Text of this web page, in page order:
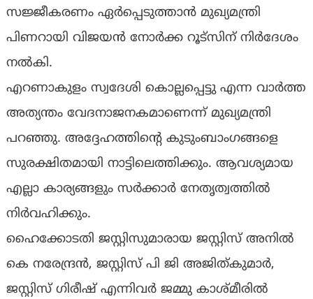
സജ്ജീകരണം ഏർപ്പെടുത്താൻ മുഖ്യമന്ത്രി
പിണറായി വിജയൻ നോർക്ക റൂട്സിന് നിർദേശം
നൽകി.
എറണാകുളം സ്വദേശി കൊല്ലപ്പെട്ടു എന്ന വാർത്ത
അത്യന്തം വേദനാജനകമാണെന്ന് മുഖ്യമന്ത്രി
പറഞ്ഞു. അദ്ദേഹത്തിൻ്റെ കുടുംബാംഗങ്ങളെ
സുരക്ഷിതമായി നാട്ടിലെത്തിക്കും. ആവശ്യമായ
എല്ലാ കാര്യങ്ങളും സർക്കാർ നേതൃത്വത്തിൽ
നിർവഹിക്കും.
ഹൈക്കോടതി ജസ്റ്റിസുമാരായ ജസ്റ്റിസ് അനിൽ
കെ നരേന്ദ്രൻ, ജസ്റ്റിസ് പി ജി അജിത്കുമാർ,
ജസ്റ്റിസ് ഗിരീഷ് എന്നിവർ ജമ്മു കാശ്മീരിൽ